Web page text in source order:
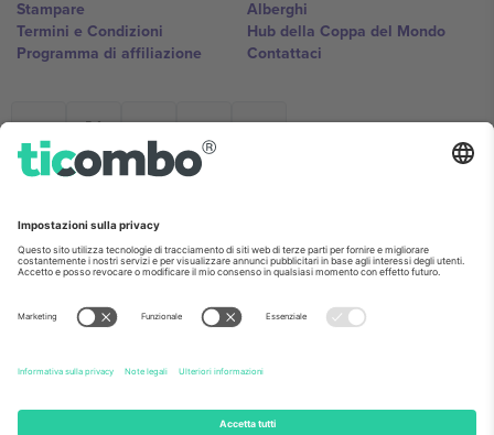
Stampare
Termini e Condizioni
Programma di affiliazione
Alberghi
Hub della Coppa del Mondo
Contattaci
Ticombo Italia
Mimi Balkanska 132, 1540, Sofia,
base alla località, all'evento e/o al dominio. Per i dettagli controlla la
pagina specifica dell'evento, l'impronta e i termini.,